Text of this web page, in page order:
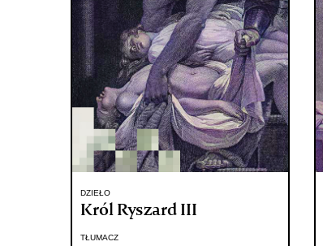
DZIEŁO
Król Ryszard III
TŁUMACZ